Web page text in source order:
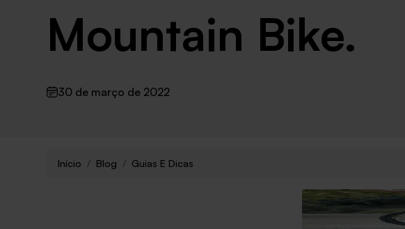
Mountain Bike.
30 de março de 2022
Início Blog Guias E Dicas